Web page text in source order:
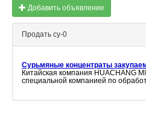
Добавить объявление
Продать су-0
Сурьмяные концентраты
Китайская компания HUACHANG
специальной компанией по